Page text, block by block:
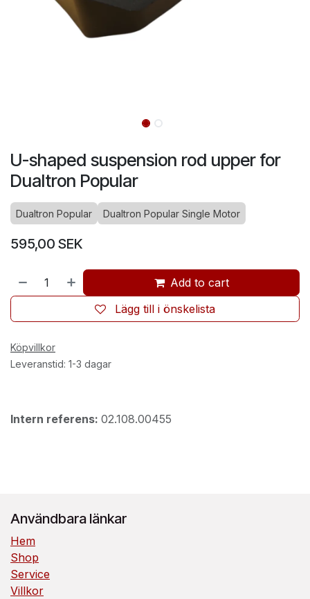
U-shaped suspension rod upper for
Dualtron Popular
Dualtron Popular Dualtron Popular Single Motor
595,00 SEK
Add to cart
Lägg till i önskelista
Köpvillkor
Leveranstid: 1-3 dagar
Intern referens: 02.108.00455
Användbara länkar
Hem
Shop
Service
Villkor